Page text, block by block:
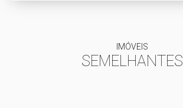
IMÓVEIS
SEMELHANTES